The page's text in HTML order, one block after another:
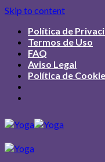
Skip to content
Política de
Termos de Uso
FAQ
Aviso Legal
Política de